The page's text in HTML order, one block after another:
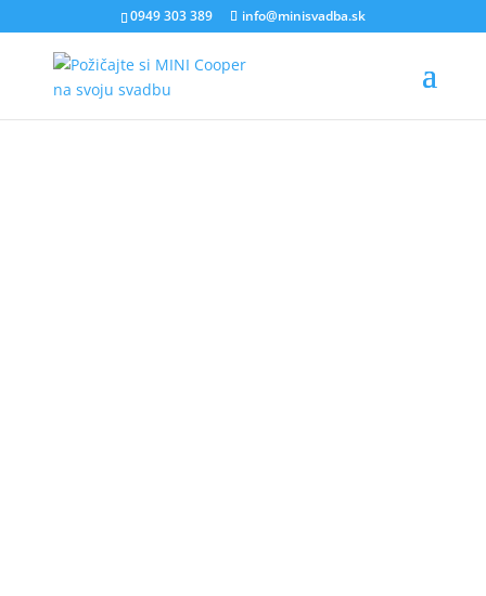
0949 303 389 info@minisvadba.sk